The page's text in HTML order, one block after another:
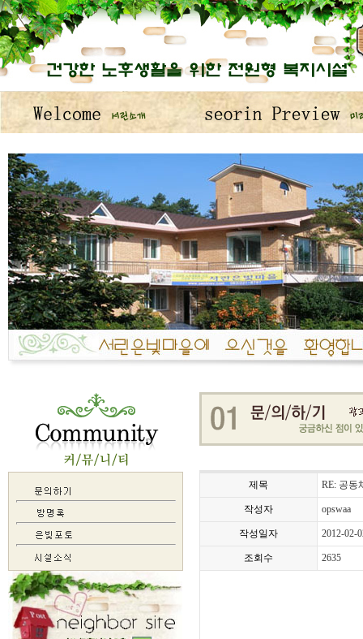
제목 RE: 공동
작성자 opswaa
작성일자 2012-02-
조회수 2635